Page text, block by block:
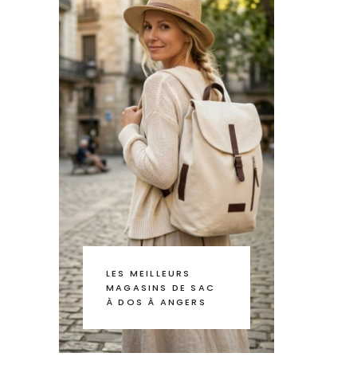
LES MEILLEURS
MAGASINS DE SAC
À DOS À ANGERS